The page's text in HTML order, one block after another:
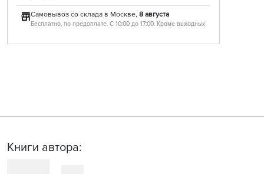
Самовывоз со склада в Москве, 8 августа
Бесплатно, по предоплате. С 10:00 до 17:00. Кроме выходных
Книги автора: